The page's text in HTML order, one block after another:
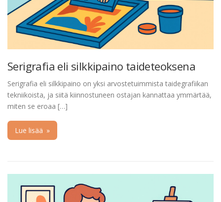
Serigrafia eli silkkipaino taideteoksena
Serigrafia eli silkkipaino on yksi arvostetuimmista taidegrafiikan
tekniikoista, ja siitä kiinnostuneen ostajan kannattaa ymmärtää,
miten se eroaa […]
Lue lisää »